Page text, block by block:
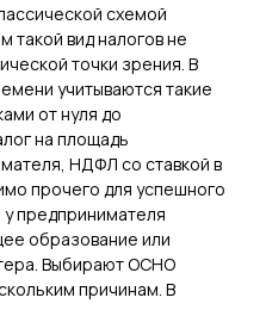
схемой
такой вид налогов не
точки зрения. В
учитываются такие
от нуля до
на площадь
НДФЛ со ставкой в
прочего для успешного
предпринимателя
образование или
Выбирают ОСНО
причинам. В